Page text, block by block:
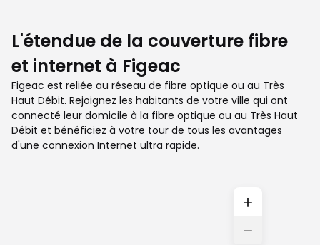
L'étendue de la couverture fibre
et internet à Figeac
Figeac est reliée au réseau de fibre optique ou au Très
Haut Débit. Rejoignez les habitants de votre ville qui ont
connecté leur domicile à la fibre optique ou au Très Haut
Débit et bénéficiez à votre tour de tous les avantages
d'une connexion Internet ultra rapide.
+
−